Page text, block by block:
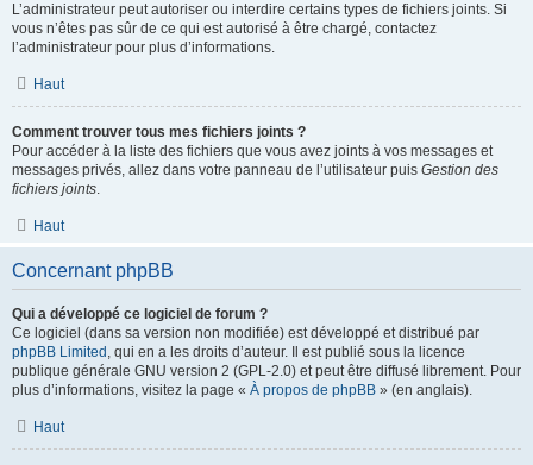
L’administrateur peut autoriser ou interdire certains types de fichiers joints. Si
vous n’êtes pas sûr de ce qui est autorisé à être chargé, contactez
l’administrateur pour plus d’informations.
Haut
Comment trouver tous mes fichiers joints ?
Pour accéder à la liste des fichiers que vous avez joints à vos messages et
messages privés, allez dans votre panneau de l’utilisateur puis Gestion des
fichiers joints.
Haut
Concernant phpBB
Qui a développé ce logiciel de forum ?
Ce logiciel (dans sa version non modifiée) est développé et distribué par
phpBB Limited , qui en a les droits d’auteur. Il est publié sous la licence
publique générale GNU version 2 (GPL-2.0) et peut être diffusé librement. Pour
plus d’informations, visitez la page « À propos de phpBB » (en anglais).
Haut